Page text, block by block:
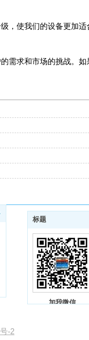
，使我们的设备更加适
需求和市场的挑战。
标题
加我微信
-2